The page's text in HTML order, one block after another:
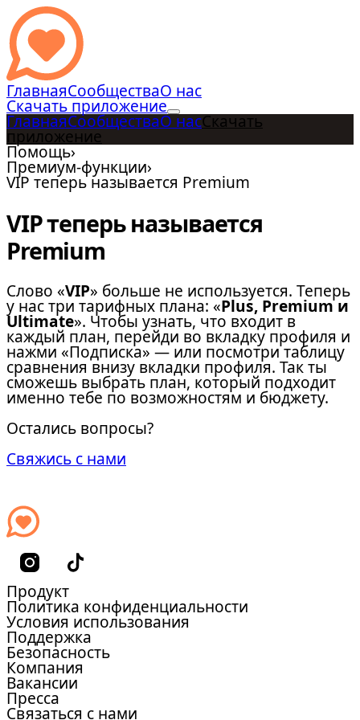
ГлавнаяСообществаО нас
Скачать приложение
ГлавнаяСообществаО насСкачать
приложение
Помощь›
Премиум-функции›
VIP теперь называется Premium
VIP теперь называется
Premium
Слово «VIP» больше не используется. Теперь
у нас три тарифных плана: «Plus, Premium и
Ultimate». Чтобы узнать, что входит в
каждый план, перейди во вкладку профиля и
нажми «Подписка» — или посмотри таблицу
сравнения внизу вкладки профиля. Так ты
сможешь выбрать план, который подходит
именно тебе по возможностям и бюджету.
Остались вопросы?
Свяжись с нами
Продукт
Политика конфиденциальности
Условия использования
Поддержка
Безопасность
Компания
Вакансии
Пресса
Связаться с нами